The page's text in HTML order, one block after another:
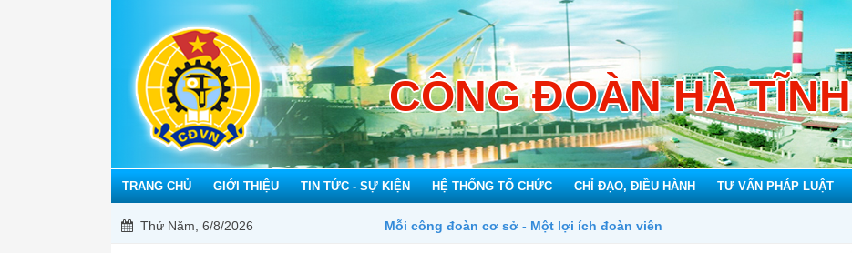
CÔNG ĐOÀN HÀ TĨNH
TRANG CHỦ GIỚI THIỆU TIN TỨC - SỰ KIỆN HỆ THỐNG TỔ CHỨC CHỈ ĐẠO, ĐIỀU HÀNH TƯ VẤN PHÁP LUẬT
Thứ Năm, 6/8/2026Mỗi công đoàn cơ sở - Một lợi ích đoàn viên